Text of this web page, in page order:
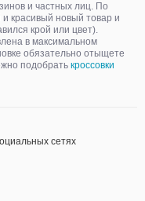
и частных лиц. По
красивый новый товар и
крой или цвет).
в максимальном
обязательно отыщете
подобрать кроссовки
сетях